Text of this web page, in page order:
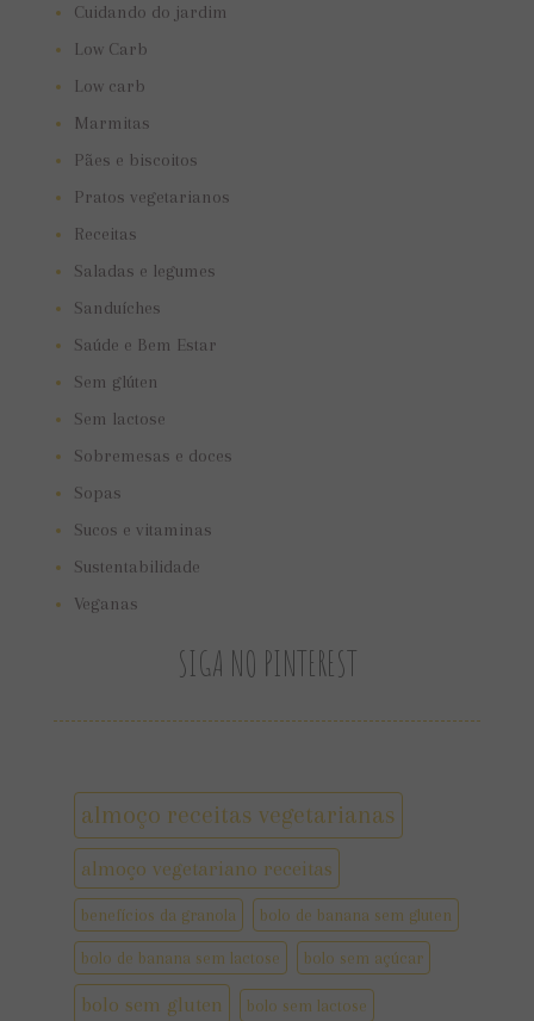
Cuidando do jardim
Low Carb
Low carb
Marmitas
Pães e biscoitos
Pratos vegetarianos
Receitas
Saladas e legumes
Sanduíches
Saúde e Bem Estar
Sem glúten
Sem lactose
Sobremesas e doces
Sopas
Sucos e vitaminas
Sustentabilidade
Veganas
SIGA NO PINTEREST
almoço receitas vegetarianas
almoço vegetariano receitas
benefícios da granola bolo de banana sem gluten
bolo de banana sem lactose bolo sem açúcar
bolo sem gluten bolo sem lactose